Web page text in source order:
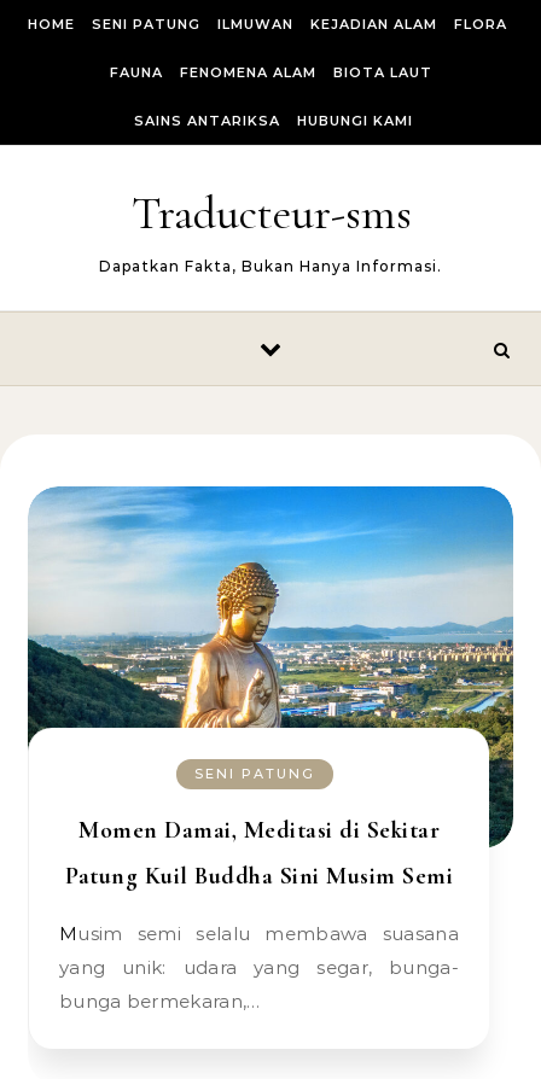
HOME SENI PATUNG ILMUWAN KEJADIAN ALAM FLORA
FAUNA FENOMENA ALAM BIOTA LAUT
SAINS ANTARIKSA HUBUNGI KAMI
Traducteur-sms
Dapatkan Fakta, Bukan Hanya Informasi.
SENI PATUNG
Momen Damai, Meditasi di Sekitar
Patung Kuil Buddha Sini Musim Semi
Musim semi selalu membawa suasana
yang unik: udara yang segar, bunga-
bunga bermekaran,…